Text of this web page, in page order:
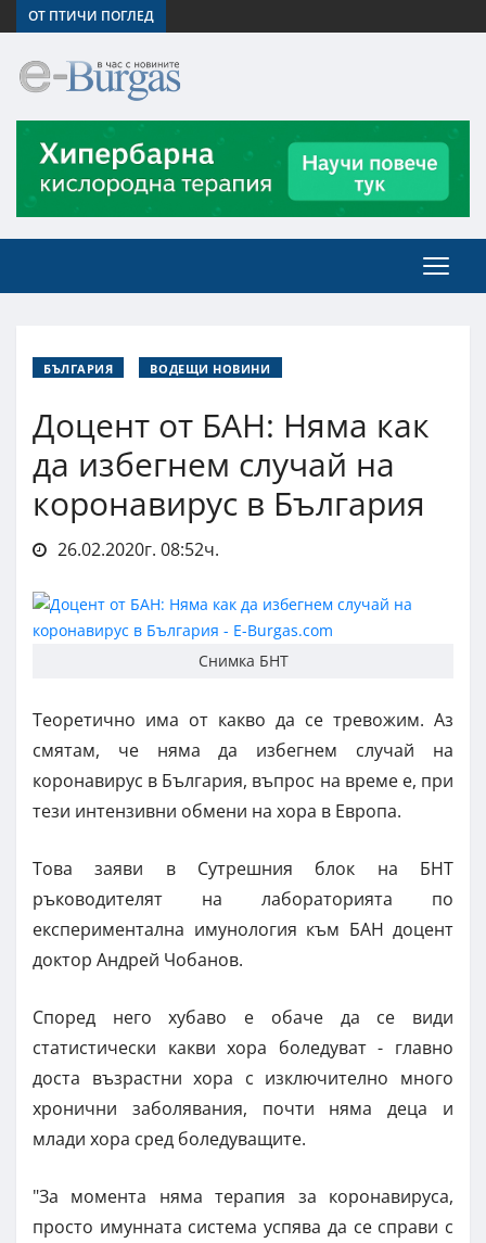
ОТ ПТИЧИ ПОГЛЕД
БЪЛГАРИЯ ВОДЕЩИ НОВИНИ
Доцент от БАН: Няма как
да избегнем случай на
коронавирус в България
26.02.2020г. 08:52ч.
Снимка БНТ
Теоретично има от какво да се тревожим. Аз
смятам, че няма да избегнем случай на
коронавирус в България, въпрос на време е, при
тези интензивни обмени на хора в Европа.
Това заяви в Сутрешния блок на БНТ
ръководителят на лабораторията по
експериментална имунология към БАН доцент
доктор Андрей Чобанов.
Според него хубаво е обаче да се види
статистически какви хора боледуват - главно
доста възрастни хора с изключително много
хронични заболявания, почти няма деца и
млади хора сред боледуващите.
"За момента няма терапия за коронавируса,
просто имунната система успява да се справи с